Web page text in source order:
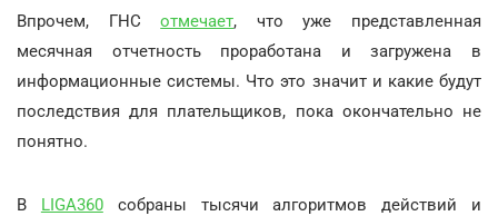
Впрочем, ГНСотмечает, что уже представленная
месячная отчетность проработана и загружена в
информационные системы. Что это значит и какие будут
последствия для плательщиков, пока окончательно не
понятно.
В LIGA360собраны тысячи алгоритмов действий и